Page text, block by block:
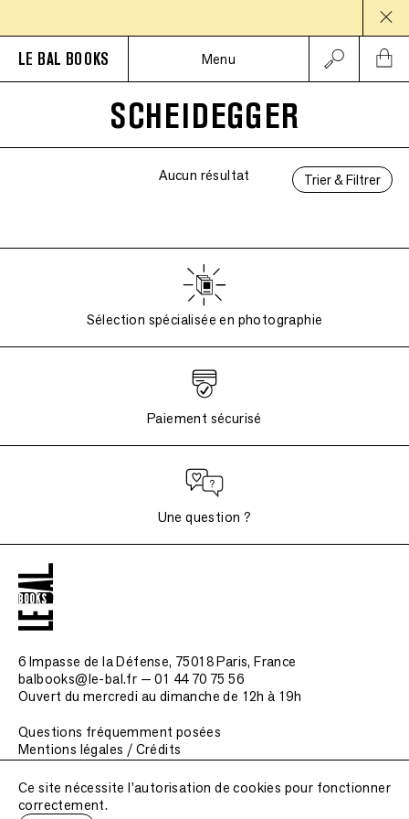
LE BAL BOOKS Menu
SCHEIDEGGER
Trier & Filtrer
Aucun résultat
Sélection spécialisée en photographie
Paiement sécurisé
Une question ?
6 Impasse de la Défense, 75018 Paris, France
balbooks@le-bal.fr — 01 44 70 75 56
Ouvert du mercredi au dimanche de 12h à 19h
Questions fréquemment posées
Mentions légales / Crédits
Soumettre une publication
Ce site nécessite l'autorisation de cookies pour fonctionner
correctement.